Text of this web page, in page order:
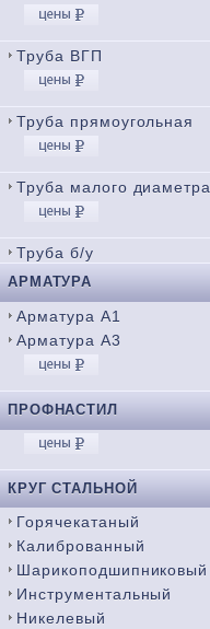
Труба ВГП
Труба прямоугольная
Труба малого диаметра
Труба б/у
АРМАТУРА
Арматура А1
Арматура А3
ПРОФНАСТИЛ
КРУГ СТАЛЬНОЙ
Горячекатаный
Калиброванный
Шарикоподшипниковый
Инструментальный
Никелевый